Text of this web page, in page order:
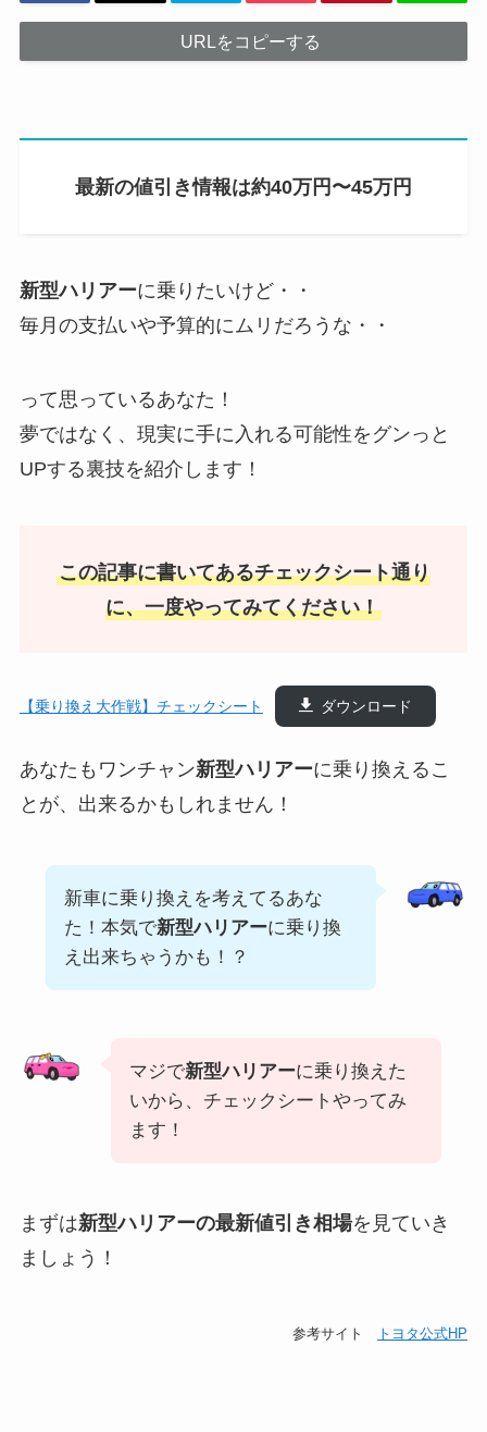
URLをコピーする
最新の値引き情報は約40万円〜45万円
新型ハリアーに乗りたいけど・・
毎月の支払いや予算的にムリだろうな・・
って思っているあなた！
夢ではなく、現実に手に入れる可能性をグンっと
UPする裏技を紹介します！
この記事に書いてあるチェックシート通り
に、一度やってみてください！
【乗り換え大作戦】チェックシート ダウンロード
あなたもワンチャン新型ハリアーに乗り換えるこ
とが、出来るかもしれません！
新車に乗り換えを考えてるあな
た！本気で新型ハリアーに乗り換
え出来ちゃうかも！？
マジで新型ハリアーに乗り換えた
いから、チェックシートやってみ
ます！
まずは新型ハリアーの最新値引き相場を見ていき
ましょう！
参考サイト トヨタ公式HP